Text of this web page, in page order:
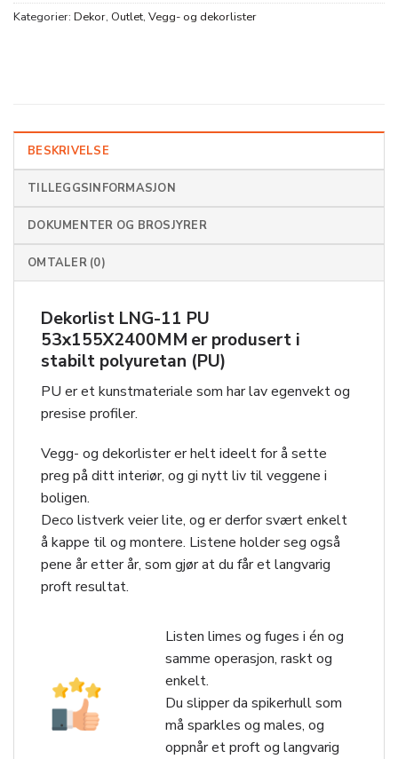
Kategorier: Dekor, Outlet, Vegg- og dekorlister
BESKRIVELSE
TILLEGGSINFORMASJON
DOKUMENTER OG BROSJYRER
OMTALER (0)
Dekorlist LNG-11 PU
53x155X2400MM er produsert i
stabilt polyuretan (PU)
PU er et kunstmateriale som har lav egenvekt og
presise profiler.
Vegg- og dekorlister er helt ideelt for å sette
preg på ditt interiør, og gi nytt liv til veggene i
boligen.
Deco listverk veier lite, og er derfor svært enkelt
å kappe til og montere. Listene holder seg også
pene år etter år, som gjør at du får et langvarig
proft resultat.
Listen limes og fuges i én og
samme operasjon, raskt og
enkelt.
Du slipper da spikerhull som
må sparkles og males, og
oppnår et proft og langvarig